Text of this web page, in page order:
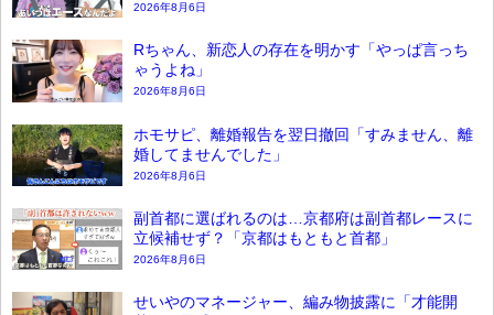
2026年8月6日
Rちゃん、新恋人の存在を明かす「やっぱ言っち
ゃうよね」
2026年8月6日
ホモサピ、離婚報告を翌日撤回「すみません、離
婚してませんでした」
2026年8月6日
副首都に選ばれるのは…京都府は副首都レースに
立候補せず？「京都はもともと首都」
2026年8月6日
せいやのマネージャー、編み物披露に「才能開